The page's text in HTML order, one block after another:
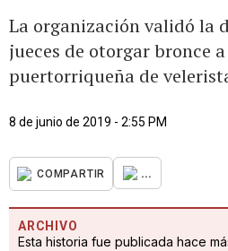
La organización validó la
jueces de otorgar bronce
puertorriqueña de
8 de junio de 2019 - 2:55 PM
COMPARTIR ...
ARCHIVO
Esta historia fue publicada hace